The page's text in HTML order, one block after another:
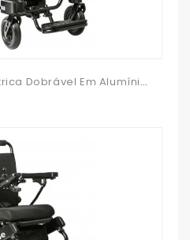
Cadeira De Rodas Elétrica Dobrável Em Alumínio G-Move A1 9001